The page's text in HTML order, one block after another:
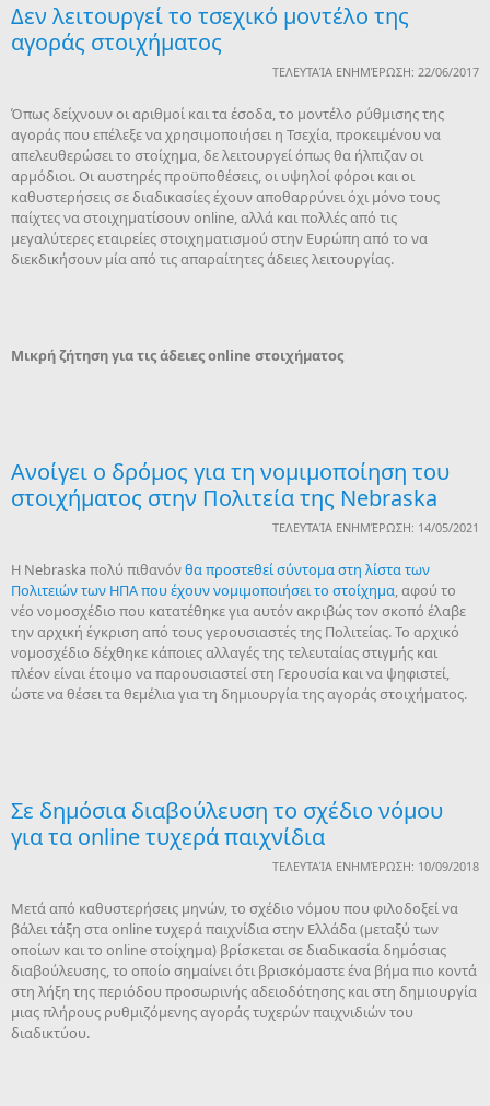
Δεν λειτουργεί το τσεχικό μοντέλο της
αγοράς στοιχήματος
ΤΕΛΕΥΤΑΊΑ ΕΝΗΜΈΡΩΣΗ: 22/06/2017
Όπως δείχνουν οι αριθμοί και τα έσοδα, το μοντέλο ρύθμισης της
αγοράς που επέλεξε να χρησιμοποιήσει η Τσεχία, προκειμένου να
απελευθερώσει το στοίχημα, δε λειτουργεί όπως θα ήλπιζαν οι
αρμόδιοι. Οι αυστηρές προϋποθέσεις, οι υψηλοί φόροι και οι
καθυστερήσεις σε διαδικασίες έχουν αποθαρρύνει όχι μόνο τους
παίχτες να στοιχηματίσουν οnline, αλλά και πολλές από τις
μεγαλύτερες εταιρείες στοιχηματισμού στην Ευρώπη από το να
διεκδικήσουν μία από τις απαραίτητες άδειες λειτουργίας.
Μικρή ζήτηση για τις άδειες online στοιχήματος
Ανοίγει ο δρόμος για τη νομιμοποίηση του
στοιχήματος στην Πολιτεία της Nebraska
ΤΕΛΕΥΤΑΊΑ ΕΝΗΜΈΡΩΣΗ: 14/05/2021
Η Nebraska πολύ πιθανόνθα προστεθεί σύντομα στη λίστα των
Πολιτειών των ΗΠΑ που έχουν νομιμοποιήσει το στοίχημα, αφού το
νέο νομοσχέδιο που κατατέθηκε για αυτόν ακριβώς τον σκοπό έλαβε
την αρχική έγκριση από τους γερουσιαστές της Πολιτείας. Το αρχικό
νομοσχέδιο δέχθηκε κάποιες αλλαγές της τελευταίας στιγμής και
πλέον είναι έτοιμο να παρουσιαστεί στη Γερουσία και να ψηφιστεί,
ώστε να θέσει τα θεμέλια για τη δημιουργία της αγοράς στοιχήματος.
Σε δημόσια διαβούλευση το σχέδιο νόμου
για τα online τυχερά παιχνίδια
ΤΕΛΕΥΤΑΊΑ ΕΝΗΜΈΡΩΣΗ: 10/09/2018
Μετά από καθυστερήσεις μηνών, το σχέδιο νόμου που φιλοδοξεί να
βάλει τάξη στα online τυχερά παιχνίδια στην Ελλάδα (μεταξύ των
οποίων και το online στοίχημα) βρίσκεται σε διαδικασία δημόσιας
διαβούλευσης, το οποίο σημαίνει ότι βρισκόμαστε ένα βήμα πιο κοντά
στη λήξη της περιόδου προσωρινής αδειοδότησης και στη δημιουργία
μιας πλήρους ρυθμιζόμενης αγοράς τυχερών παιχνιδιών του
διαδικτύου.